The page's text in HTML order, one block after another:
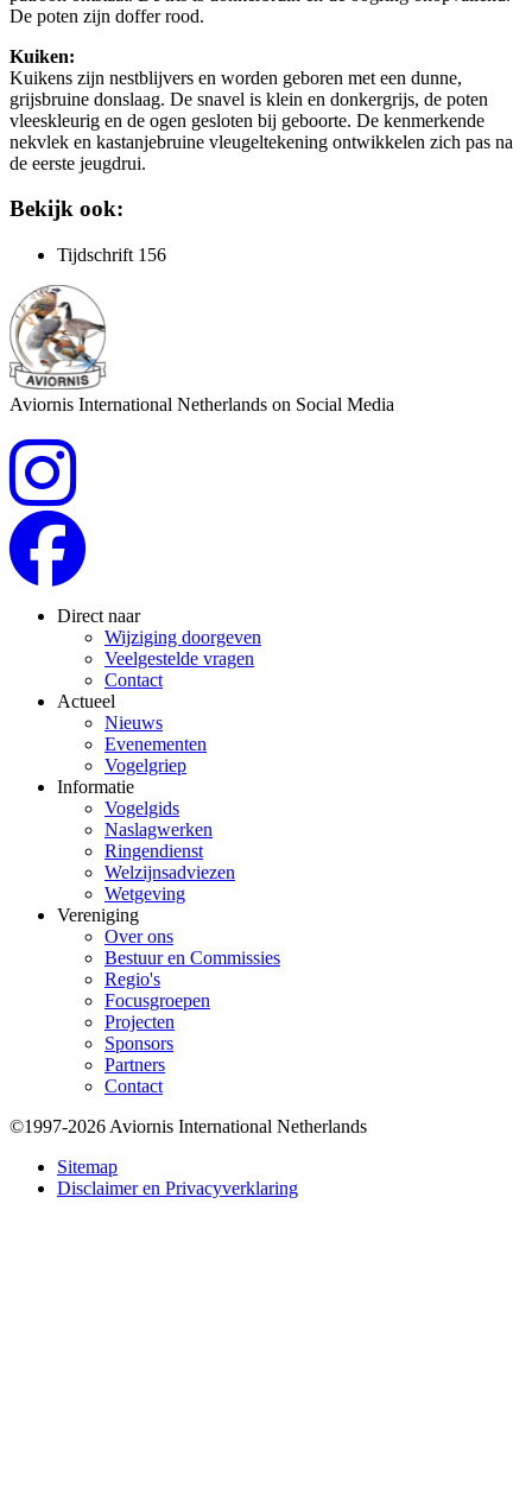
De poten zijn doffer rood.
Kuiken:
Kuikens zijn nestblijvers en worden geboren met een dunne,
grijsbruine donslaag. De snavel is klein en donkergrijs, de poten
vleeskleurig en de ogen gesloten bij geboorte. De kenmerkende
nekvlek en kastanjebruine vleugeltekening ontwikkelen zich pas na
de eerste jeugdrui.
Bekijk ook:
Tijdschrift 156
Aviornis International Netherlands on Social Media
Direct naar
Wijziging doorgeven
Veelgestelde vragen
Contact
Actueel
Nieuws
Evenementen
Vogelgriep
Informatie
Vogelgids
Naslagwerken
Ringendienst
Welzijnsadviezen
Wetgeving
Vereniging
Over ons
Bestuur en Commissies
Regio's
Focusgroepen
Projecten
Sponsors
Partners
Contact
Bottom
©1997-2026 Aviornis International Netherlands
Sitemap
Disclaimer en Privacyverklaring